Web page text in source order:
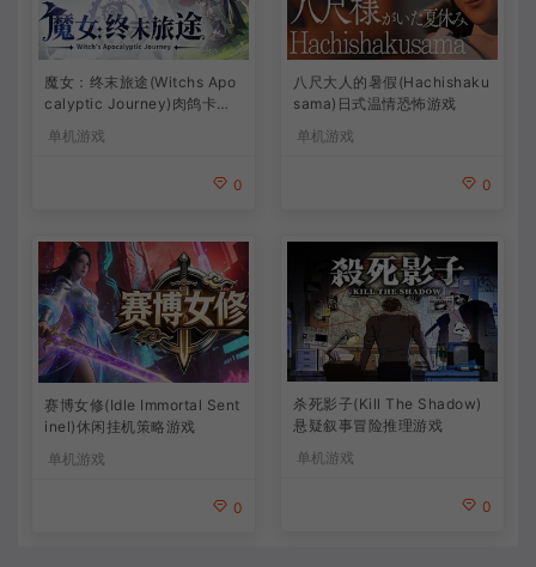
魔女：终末旅途(Witchs Apo
calyptic Journey)肉鸽卡牌
单机游戏
0
八尺大人的暑假(Hachishaku
sama)日式温情恐怖游戏
单机游戏
0
赛博女修(Idle Immortal Sent
inel)休闲挂机策略游戏
单机游戏
0
杀死影子(Kill The Shadow)
悬疑叙事冒险推理游戏
单机游戏
0